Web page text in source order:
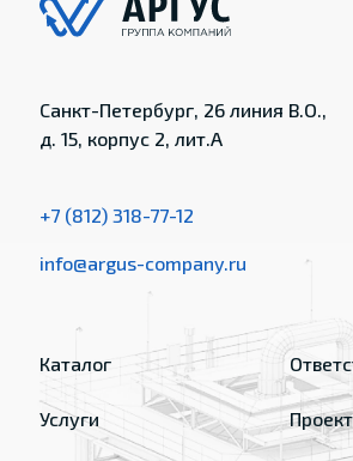
Санкт-Петербург, 26 линия В.О.,
д. 15, корпус 2, лит.А
+7 (812) 318-77-12
info@argus-company.ru
Каталог
Услуги